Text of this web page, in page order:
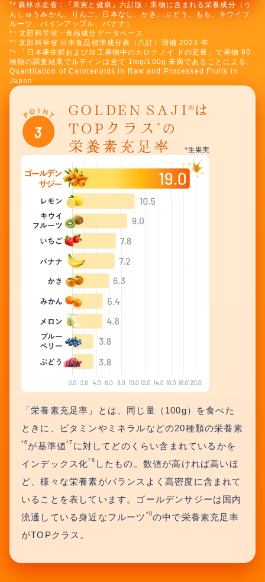
*³ 農林水産省：「果実と健康」六訂版：果物に含まれる栄養成分（う
んしゅうみかん、りんご、日本なし、かき、ぶどう、もも、キウイフ
ルーツ、パインアップル、バナナ）
*⁴ 文部科学省：食品成分データベース
*⁵ 文部科学省 日本食品標準成分表（八訂）増補 2023 年
*⁶ 「日本産生鮮および加工果物中のカロテノイ ドの定量」で果物 90
種類の調査結果でルテインは全て 1mg/100g 未満であることによる。
Quantitation of Carotenoids in Raw and Processed Fruits in
Japan
「栄養素充足率」とは、同じ量（100g）を食べた
ときに、ビタミンやミネラルなどの20種類の栄養素
*6 が基準値 *7 に対してどのくらい含まれているかを
インデックス化*8 したもの。数値が高ければ高いほ
ど、様々な栄養素がバランスよく高密度に含まれて
いることを表しています。ゴールデンサジーは国内
流通している身近なフルーツ *9の中で栄養素充足率
がTOPクラス。